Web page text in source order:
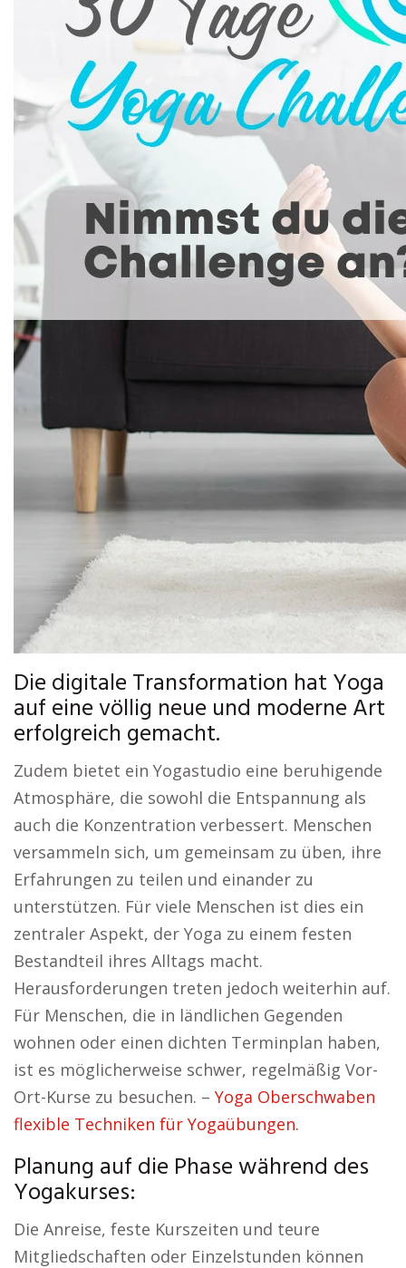
Die digitale Transformation hat Yoga
auf eine völlig neue und moderne Art
erfolgreich gemacht.
Zudem bietet ein Yogastudio eine beruhigende
Atmosphäre, die sowohl die Entspannung als
auch die Konzentration verbessert. Menschen
versammeln sich, um gemeinsam zu üben, ihre
Erfahrungen zu teilen und einander zu
unterstützen. Für viele Menschen ist dies ein
zentraler Aspekt, der Yoga zu einem festen
Bestandteil ihres Alltags macht.
Herausforderungen treten jedoch weiterhin auf.
Für Menschen, die in ländlichen Gegenden
wohnen oder einen dichten Terminplan haben,
ist es möglicherweise schwer, regelmäßig Vor-
Ort-Kurse zu besuchen. – Yoga Oberschwaben
flexible Techniken für Yogaübungen.
Planung auf die Phase während des
Yogakurses:
Die Anreise, feste Kurszeiten und teure
Mitgliedschaften oder Einzelstunden können